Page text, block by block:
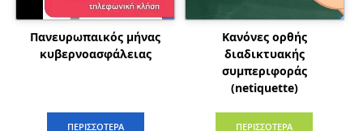
Πανευρωπαικός μήνας
κυβερνοασφάλειας
ΠΕΡΙΣΣΟΤΕΡΑ
Κανόνες ορθής
διαδικτυακής
συμπεριφοράς
(netiquette)
ΠΕΡΙΣΣΟΤΕΡΑ